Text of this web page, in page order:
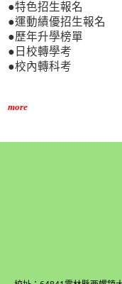
●特色招生報名
●運動績優招生報名
●歷年升學榜單
●日校轉學考
●校內轉科考
more